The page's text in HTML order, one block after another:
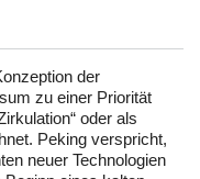
der
zu einer Priorität
oder als
Peking verspricht,
neuer Technologien